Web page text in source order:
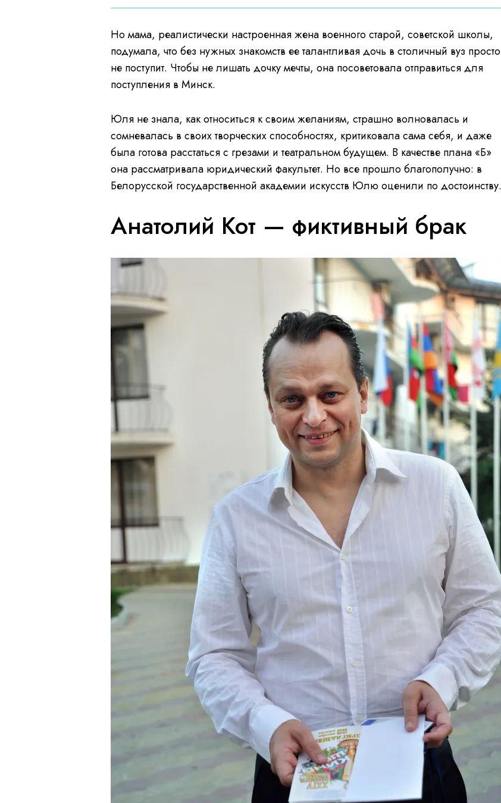
Но мама, реалистически настроенная жена военного старой, советской школы,
подумала, что без нужных знакомств ее талантливая дочь в столичный вуз просто
не поступит. Чтобы не лишать дочку мечты, она посоветовала отправиться для
поступления в Минск.
Юля не знала, как относиться к своим желаниям, страшно волновалась и
сомневалась в своих творческих способностях, критиковала сама себя, и даже
была готова расстаться с грезами и театральном будущем. В качестве плана «Б»
она рассматривала юридический факультет. Но все прошло благополучно: в
Белорусской государственной академии искусств Юлю оценили по достоинству.
Анатолий Кот — фиктивный брак